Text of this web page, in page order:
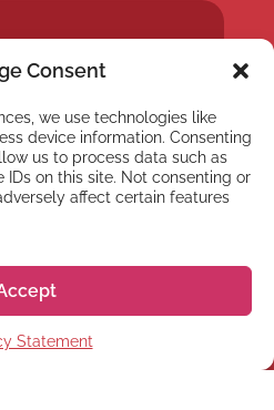
Consent
we use technologies like
device information. Consenting
us to process data such as
IDs on this site. Not consenting or
affect certain features
Statement